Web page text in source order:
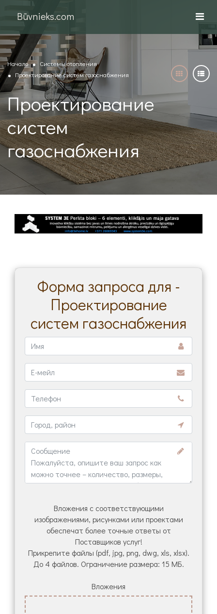
Būvnieks.com
Начало
Системы отопления
Проектирование систем газоснабжения
Проектирование
систем
газоснабжения
Форма запроса для -
Проектирование
систем газоснабжения
Вложения с соответствующими
изображениями, рисунками или проектами
обеспечат более точные ответы от
Поставщиков услуг!
Прикрепите файлы (pdf, jpg, png, dwg, xls, xlsx).
До 4 файлов. Ограничение размера: 15 МБ.
Вложения